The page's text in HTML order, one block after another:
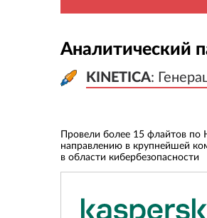
Аналитический
KINETICA:
KINETICA:
Провели более 15 флайтов по
направлению в крупнейшей
в области кибербезопасности